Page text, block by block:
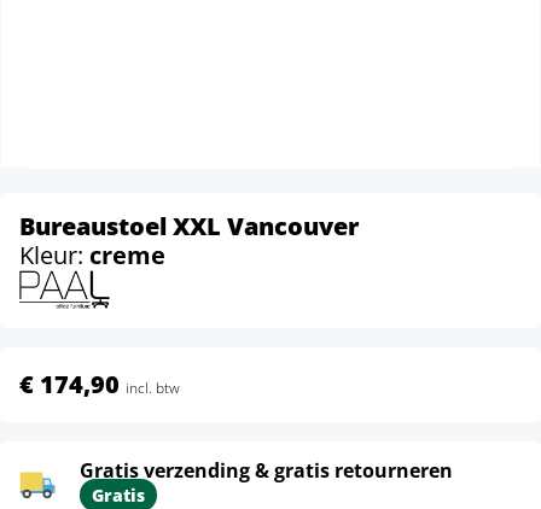
Bureaustoel XXL Vancouver
Kleur: creme
€ 174,90 incl. btw
Gratis verzending & gratis retourneren
Gratis